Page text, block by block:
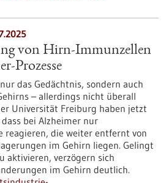
von Hirn-Immunzellen
Prozesse
das Gedächtnis, sondern auch
– allerdings nicht überall
Universität Freiburg haben jetzt
bei Alzheimer nur
reagieren, die weiter entfernt von
im Gehirn liegen. Gelingt
aktivieren, verzögern sich
im Gehirn deutlich.